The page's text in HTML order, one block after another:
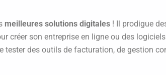
meilleures solutions digitales ! Il prodigue
créer son entreprise en ligne ou des
tester des outils de facturation, de gestion